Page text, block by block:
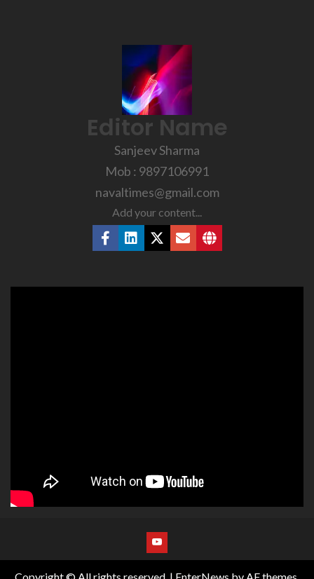
Editor Name
Sanjeev Sharma
Mob : 9897106991
navaltimes@gmail.com
Add your content...
Copyright © All rights reserved. | EnterNews by AF themes.